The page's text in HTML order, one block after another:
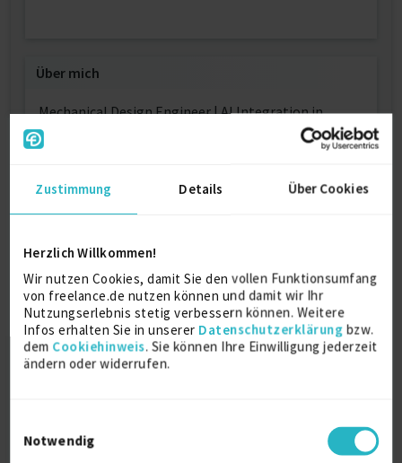
Zustimmung Details Über Cookies
Herzlich Willkommen!
Wir nutzen Cookies, damit Sie den vollen Funktionsumfang
von freelance.de nutzen können und damit wir Ihr
Nutzungserlebnis stetig verbessern können. Weitere
Infos erhalten Sie in unserer Datenschutzerklärung bzw.
dem Cookiehinweis. Sie können Ihre Einwilligung jederzeit
ändern oder widerrufen.
Notwendig
Über mich
Mechanical Design Engineer | AI Integration in
Industrial Processes | Metalworking | Automation
Weitere Kenntnisse
und SolidWorks
Rendern von realitätsnahen 3D Ansichten, Erstellen
von Werbematerialien
FEM Analyse, Thermische Simulation
Ggf. Aufmaß beim Kunden
Erstellung aller Fertigungsunterlagen, Zeichnungen
und Dateien
Tragwerksplanern